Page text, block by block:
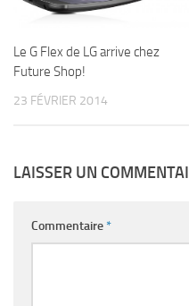
Le G Flex de LG arrive chez
Future Shop!
23 FÉVRIER 2014
LAISSER UN
Commentaire*